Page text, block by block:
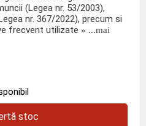
(Legea nr. 53/2003),
nr. 367/2022), precum si
frecvent utilizate » ...mai
stoc